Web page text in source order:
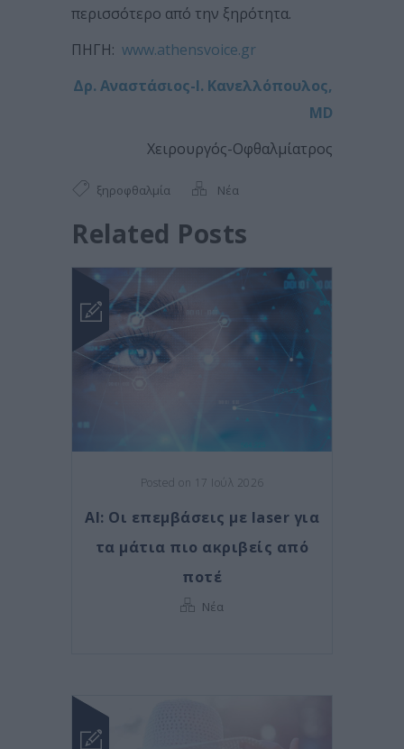
περισσότερο από την ξηρότητα.
ΠΗΓΗ: www.athensvoice.gr
Δρ. Αναστάσιος-Ι. Κανελλόπουλος,
MD
Χειρουργός-Οφθαλμίατρος
ξηροφθαλμία Νέα
Related Posts
Posted on 17 Ιούλ 2026
AI: Οι επεμβάσεις με laser για
τα μάτια πιο ακριβείς από
ποτέ
Νέα